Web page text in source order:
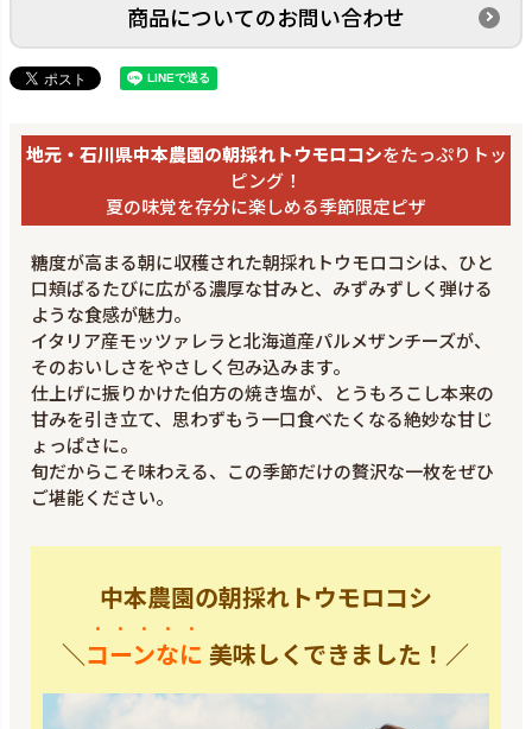
商品についてのお問い合わせ
地元・石川県中本農園の朝採れトウモロコシをたっぷりトッ
ピング！
夏の味覚を存分に楽しめる季節限定ピザ
糖度が高まる朝に収穫された朝採れトウモロコシは、ひと
口頬ばるたびに広がる濃厚な甘みと、みずみずしく弾ける
ような食感が魅力。
イタリア産モッツァレラと北海道産パルメザンチーズが、
そのおいしさをやさしく包み込みます。
仕上げに振りかけた伯方の焼き塩が、とうもろこし本来の
甘みを引き立て、思わずもう一口食べたくなる絶妙な甘じ
ょっぱさに。
旬だからこそ味わえる、この季節だけの贅沢な一枚をぜひ
ご堪能ください。
中本農園の朝採れトウモロコシ
＼コーンなに美味しくできました！／